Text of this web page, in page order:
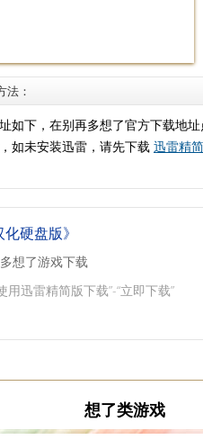
法：
如下，在别再多想了官方下载地
如未安装迅雷，请先下载 迅雷精
硬盘版》
想了游戏下载
用迅雷精简版下载”-“立即下载”
想了类游戏